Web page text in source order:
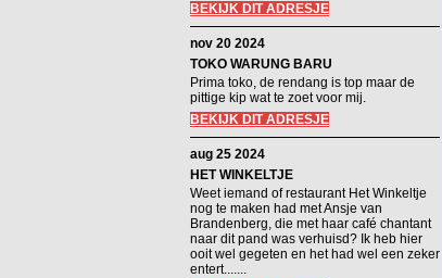
BEKIJK DIT ADRESJE
nov 20 2024
TOKO WARUNG BARU
Prima toko, de rendang is top maar de
pittige kip wat te zoet voor mij.
BEKIJK DIT ADRESJE
aug 25 2024
HET WINKELTJE
Weet iemand of restaurant Het Winkeltje
nog te maken had met Ansje van
Brandenberg, die met haar café chantant
naar dit pand was verhuisd? Ik heb hier
ooit wel gegeten en het had wel een zeker
entert.......